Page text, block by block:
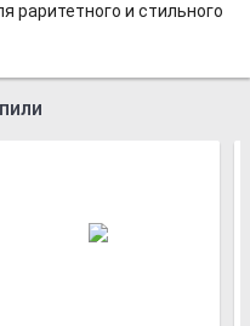
раритетного и стильного